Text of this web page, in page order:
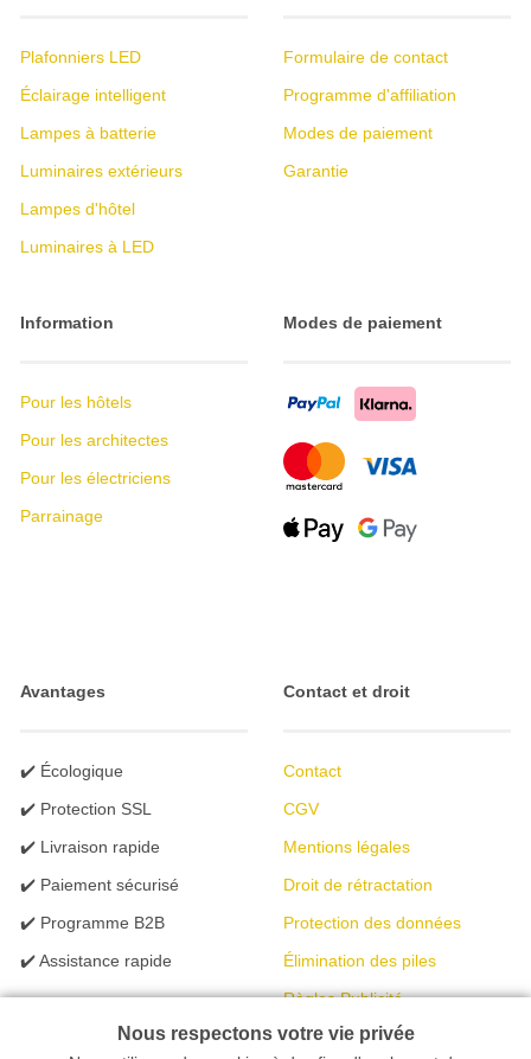
Plafonniers LED
Éclairage intelligent
Lampes à batterie
Luminaires extérieurs
Lampes d'hôtel
Luminaires à LED
Formulaire de contact
Programme d'affiliation
Modes de paiement
Garantie
Information
Pour les hôtels
Pour les architectes
Pour les électriciens
Parrainage
Modes de paiement
Avantages
✔️ Écologique
✔️ Protection SSL
✔️ Livraison rapide
✔️ Paiement sécurisé
✔️ Programme B2B
✔️ Assistance rapide
Contact et droit
Contact
CGV
Mentions légales
Droit de rétractation
Protection des données
Élimination des piles
Règles Publicité
Nous respectons votre vie privée